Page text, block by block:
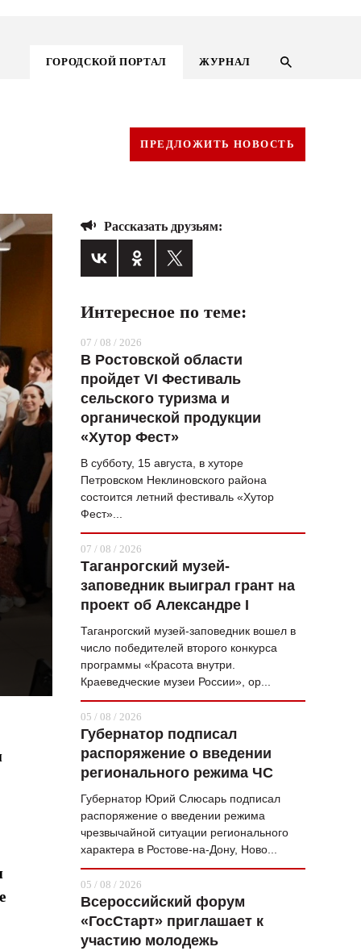
ГОРОДСКОЙ ПОРТАЛ ЖУРНАЛ
ГОРОДСКОЙ ПОРТАЛ
ВОПРОС НЕДЕЛИ
СТИЛЬ ЖИЗНИ
ХАЙП
ЧЕЛОВЕК ОСОБЕННЫЙ
КУЛЬТ ЕДЫ
АФИША
ЖУРНАЛ
ПРЕДЛОЖИТЬ НОВОСТЬ
Рассказать друзьям:
Интересное по теме:
07 / 08 / 2026
В Ростовской области
пройдет VI Фестиваль
сельского туризма и
органической продукции
«Хутор Фест»
В субботу, 15 августа, в хуторе
Петровском Неклиновского района
состоится летний фестиваль «Хутор
Фест»...
07 / 08 / 2026
Таганрогский музей-
заповедник выиграл грант на
проект об Александре I
Таганрогский музей-заповедник вошел в
число победителей второго конкурса
программы «Красота внутри.
Краеведческие музеи России», ор...
05 / 08 / 2026
Губернатор подписал
распоряжение о введении
регионального режима ЧС
Губернатор Юрий Слюсарь подписал
распоряжение о введении режима
чрезвычайной ситуации регионального
характера в Ростове-на-Дону, Ново...
05 / 08 / 2026
Всероссийский форум
«ГосСтарт» приглашает к
участию молодежь